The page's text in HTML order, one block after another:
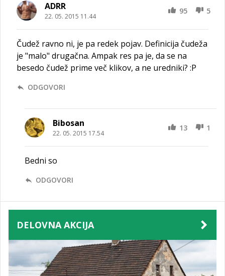
ADRR
22. 05. 2015 11.44
95 5
Čudež ravno ni, je pa redek pojav. Definicija čudeža
je "malo" drugačna. Ampak res pa je, da se na
besedo čudež prime več klikov, a ne uredniki? :P
ODGOVORI
Bibosan
22. 05. 2015 17.54
13 1
Bedni so
ODGOVORI
DELOVNA AKCIJA